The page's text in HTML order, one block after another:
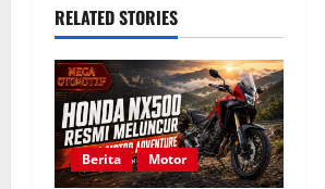
i
g
a
t
RELATED STORIES
Berita Motor